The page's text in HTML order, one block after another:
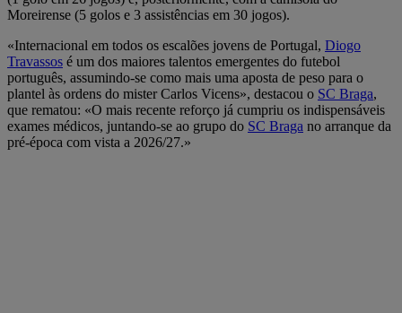
Moreirense (5 golos e 3 assistências em 30 jogos).
«Internacional em todos os escalões jovens de Portugal, Diogo
Travassos é um dos maiores talentos emergentes do futebol
português, assumindo-se como mais uma aposta de peso para o
plantel às ordens do mister Carlos Vicens», destacou o SC Braga,
que rematou: «O mais recente reforço já cumpriu os indispensáveis
exames médicos, juntando-se ao grupo do SC Braga no arranque da
pré-época com vista a 2026/27.»